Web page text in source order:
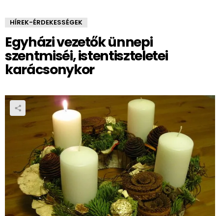
HÍREK-ÉRDEKESSÉGEK
Egyházi vezetők ünnepi
szentmiséi, istentiszteletei
karácsonykor